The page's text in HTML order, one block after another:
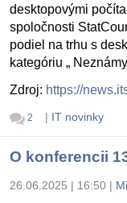
desktopovými
spoločnosti
podiel na trhu s
kategóriu „
Zdroj: https://
2 | IT novinky
O konferencii
26.06.2025 | 16:50 |